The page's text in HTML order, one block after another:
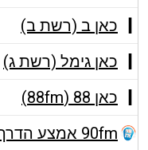
כאן ב (רשת ב)
כאן גימל (רשת ג)
כאן 88 (88fm)
90fm אמצע הדרך